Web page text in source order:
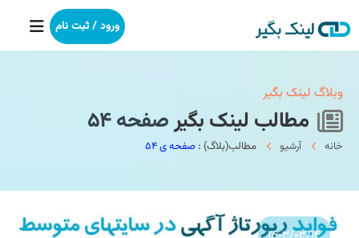
خانه
بکلینک
خدمات ما
ورود / ثبت نام
وبلاگ لینک بگیر
مطالب لینک بگیرصفحه ۵۴
خانه آرشیو مطالب(بلاگ) : صفحه ی ۵۴